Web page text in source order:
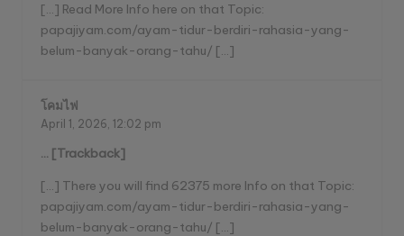
[…] Read More Info here on that Topic:
papajiyam.com/ayam-tidur-berdiri-rahasia-yang-
belum-banyak-orang-tahu/ […]
โคมไฟ
April 1, 2026, 12:02 pm
… [Trackback]
[…] There you will find 62375 more Info on that Topic:
papajiyam.com/ayam-tidur-berdiri-rahasia-yang-
belum-banyak-orang-tahu/ […]